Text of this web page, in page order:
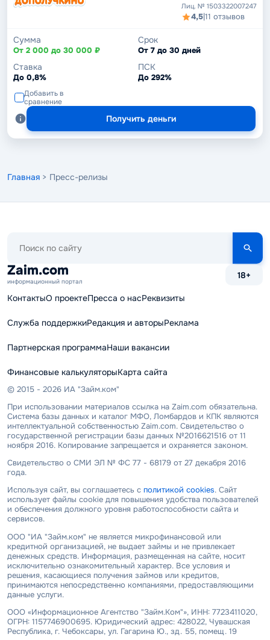
Лиц. № 1503322007247
4,5|11 отзывов
Сумма
От 2 000 до 30 000 ₽
Срок
От 7 до 30 дней
Ставка
До 0,8%
ПСК
До 292%
Добавить в
сравнение
Получить деньги
Главная > Пресс-релизы
сайту
Zaim.com
информационный портал
18+
КонтактыО проектеПресса о насРеквизиты
Служба поддержкиРедакция и авторыРеклама
Партнерская программаНаши вакансии
Финансовые калькуляторыКарта сайта
© 2015 - 2026 ИА "Займ.ком"
При использовании материалов ссылка на Zaim.com обязательна.
Система базы данных и каталог МФО, Ломбардов и КПК являются
интеллектуальной собственностью Zaim.com. Свидетельство о
государственной регистрации базы данных №2016621516 от 11
ноября 2016. Копирование запрещается и охраняется законом.
Свидетельство о СМИ ЭЛ № ФС 77 - 68179 от 27 декабря 2016
года.
Используя сайт, вы соглашаетесь с политикой cookies. Сайт
использует файлы cookie для повышения удобства пользователей
и обеспечения должного уровня работоспособности сайта и
сервисов.
ООО "ИА "Займ.ком" не является микрофинансовой или
кредитной организацией, не выдает займы и не привлекает
денежных средств. Информация, размещенная на сайте, носит
исключительно ознакомительный характер. Все условия и
решения, касающиеся получения займов или кредитов,
принимаются непосредственно компаниями, предоставляющими
данные услуги.
ООО «Информационное Агентство "Займ.Ком"», ИНН: 7723411020,
ОГРН: 1157746900695. Юридический адрес: 428022, Чувашская
Республика, г. Чебоксары, ул. Гагарина Ю., зд. 55, помещ. 19